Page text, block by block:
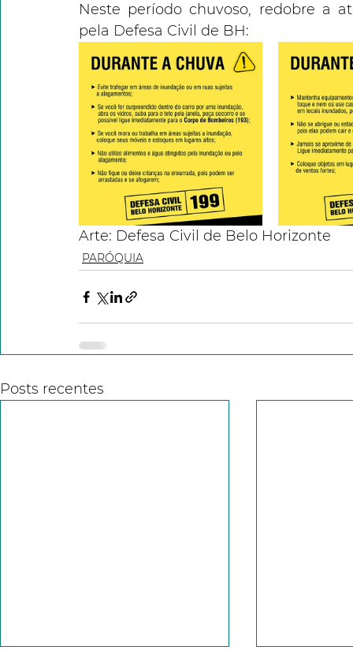
Neste período chuvoso, redobre a
pela Defesa Civil de BH:
Arte: Defesa Civil de Belo Horizonte
PARÓQUIA
Posts recentes